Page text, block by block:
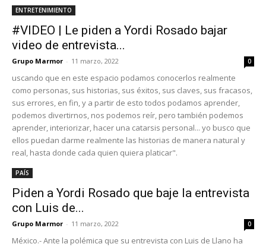
ENTRETENIMIENTO
#VIDEO | Le piden a Yordi Rosado bajar
video de entrevista...
Grupo Marmor - 11 marzo, 2022 0
uscando que en este espacio podamos conocerlos realmente
como personas, sus historias, sus éxitos, sus claves, sus fracasos,
sus errores, en fin, y a partir de esto todos podamos aprender,
podemos divertirnos, nos podemos reír, pero también podemos
aprender, interiorizar, hacer una catarsis personal... yo busco que
ellos puedan darme realmente las historias de manera natural y
real, hasta donde cada quien quiera platicar".
PAÍS
Piden a Yordi Rosado que baje la entrevista
con Luis de...
Grupo Marmor - 11 marzo, 2022 0
México.- Ante la polémica que su entrevista con Luis de Llano ha